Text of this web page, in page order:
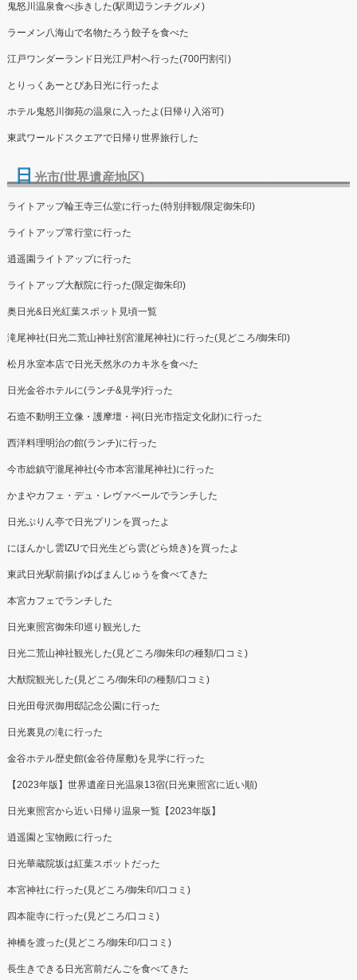
鬼怒川温泉食べ歩きした(駅周辺ランチグルメ)
ラーメン八海山で名物たろう餃子を食べた
江戸ワンダーランド日光江戸村へ行った(700円割引)
とりっくあーとぴあ日光に行ったよ
ホテル鬼怒川御苑の温泉に入ったよ(日帰り入浴可)
東武ワールドスクエアで日帰り世界旅行した
日 光市(世界遺産地区)
ライトアップ輪王寺三仏堂に行った(特別拝観/限定御朱印)
ライトアップ常行堂に行った
逍遥園ライトアップに行った
ライトアップ大猷院に行った(限定御朱印)
奥日光&日光紅葉スポット見頃一覧
滝尾神社(日光二荒山神社別宮瀧尾神社)に行った(見どころ/御朱印)
松月氷室本店で日光天然氷のカキ氷を食べた
日光金谷ホテルに(ランチ&見学)行った
石造不動明王立像・護摩壇・祠(日光市指定文化財)に行った
西洋料理明治の館(ランチ)に行った
今市総鎮守瀧尾神社(今市本宮瀧尾神社)に行った
かまやカフェ・デュ・レヴァベールでランチした
日光ぷりん亭で日光プリンを買ったよ
にほんかし雲IZUで日光生どら雲(どら焼き)を買ったよ
東武日光駅前揚げゆばまんじゅうを食べてきた
本宮カフェでランチした
日光東照宮御朱印巡り観光した
日光二荒山神社観光した(見どころ/御朱印の種類/口コミ)
大猷院観光した(見どころ/御朱印の種類/口コミ)
日光田母沢御用邸記念公園に行った
日光裏見の滝に行った
金谷ホテル歴史館(金谷侍屋敷)を見学に行った
【2023年版】世界遺産日光温泉13宿(日光東照宮に近い順)
日光東照宮から近い日帰り温泉一覧【2023年版】
逍遥園と宝物殿に行った
日光華蔵院坂は紅葉スポットだった
本宮神社に行った(見どころ/御朱印/口コミ)
四本龍寺に行った(見どころ/口コミ)
神橋を渡った(見どころ/御朱印/口コミ)
長生きできる日光宮前だんごを食べてきた